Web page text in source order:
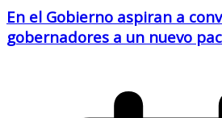
En el Gobierno aspiran a
gobernadores a un nuevo